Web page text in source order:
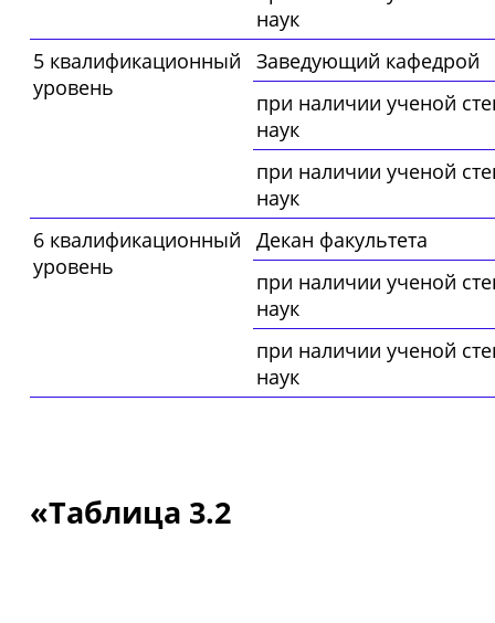
наук
5 квалификационный
уровень
Заведующий кафедрой
при наличии ученой
наук
при наличии ученой
наук
6 квалификационный
уровень
Декан факультета
при наличии ученой
наук
при наличии ученой
наук
«Таблица 3.2